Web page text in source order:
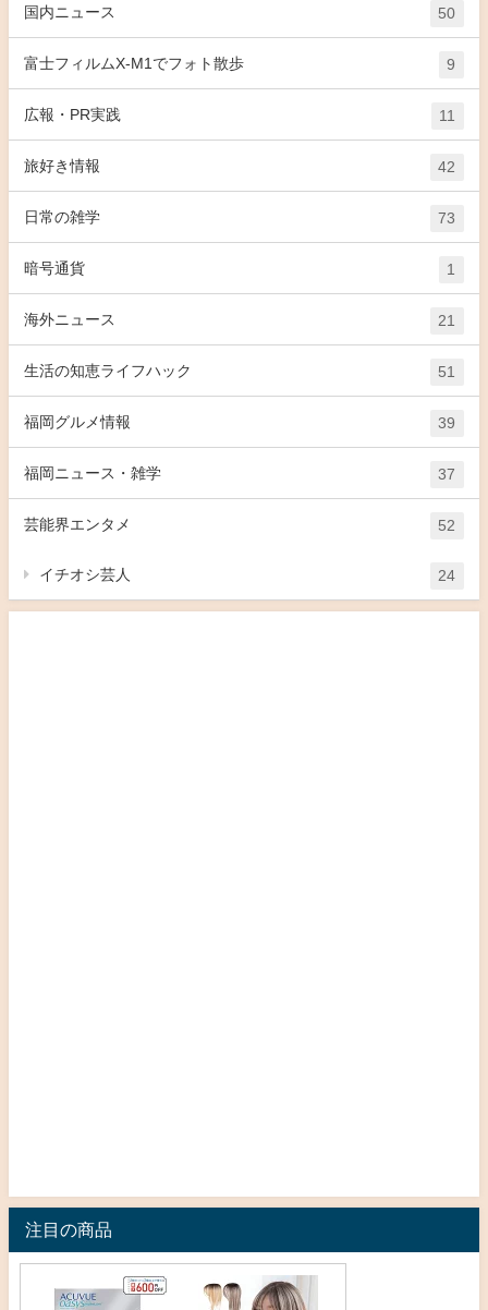
国内ニュース 50
富士フィルムX-M1でフォト散歩 9
広報・PR実践 11
旅好き情報 42
日常の雑学 73
暗号通貨 1
海外ニュース 21
生活の知恵ライフハック 51
福岡グルメ情報 39
福岡ニュース・雑学 37
芸能界エンタメ 52
イチオシ芸人 24
注目の商品